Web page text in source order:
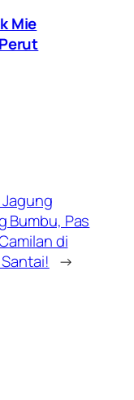
Mie
Bumbu, Pas
di
→